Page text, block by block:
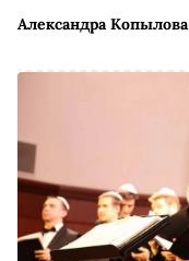
Александра Копылова